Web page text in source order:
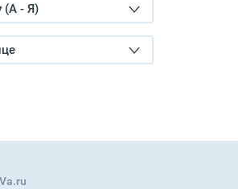
(А - Я)